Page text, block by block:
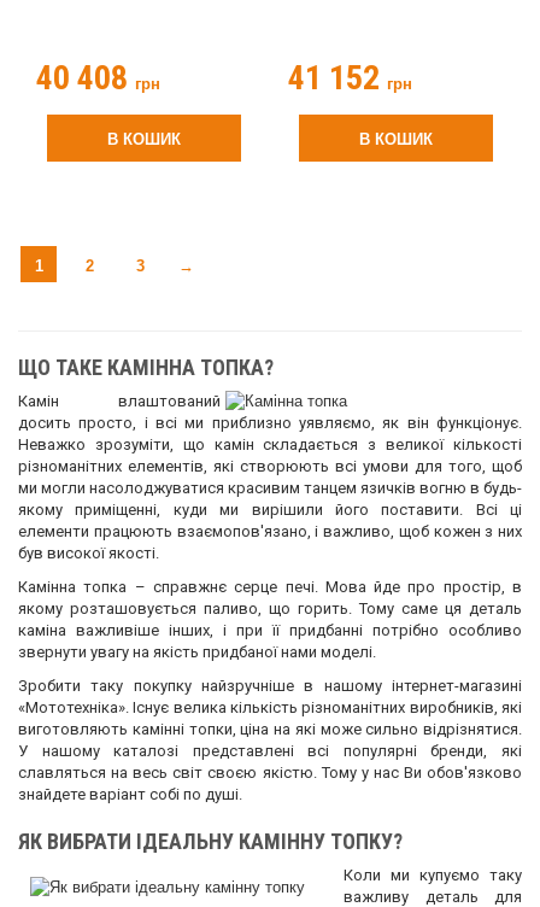
40 408 грн
В КОШИК
41 152 грн
В КОШИК
1 2 3 →
ЩО ТАКЕ КАМІННА ТОПКА?
Камін влаштований
досить просто, і всі ми приблизно уявляємо, як він функціонує.
Неважко зрозуміти, що камін складається з великої кількості
різноманітних елементів, які створюють всі умови для того, щоб
ми могли насолоджуватися красивим танцем язичків вогню в будь-
якому приміщенні, куди ми вирішили його поставити. Всі ці
елементи працюють взаємопов'язано, і важливо, щоб кожен з них
був високої якості.
Камінна топка – справжнє серце печі. Мова йде про простір, в
якому розташовується паливо, що горить. Тому саме ця деталь
каміна важливіше інших, і при її придбанні потрібно особливо
звернути увагу на якість придбаної нами моделі.
Зробити таку покупку найзручніше в нашому інтернет-магазині
«Мототехніка». Існує велика кількість різноманітних виробників, які
виготовляють камінні топки, ціна на які може сильно відрізнятися.
У нашому каталозі представлені всі популярні бренди, які
славляться на весь світ своєю якістю. Тому у нас Ви обов'язково
знайдете варіант собі по душі.
ЯК ВИБРАТИ ІДЕАЛЬНУ КАМІННУ ТОПКУ?
Коли ми купуємо таку
важливу деталь для